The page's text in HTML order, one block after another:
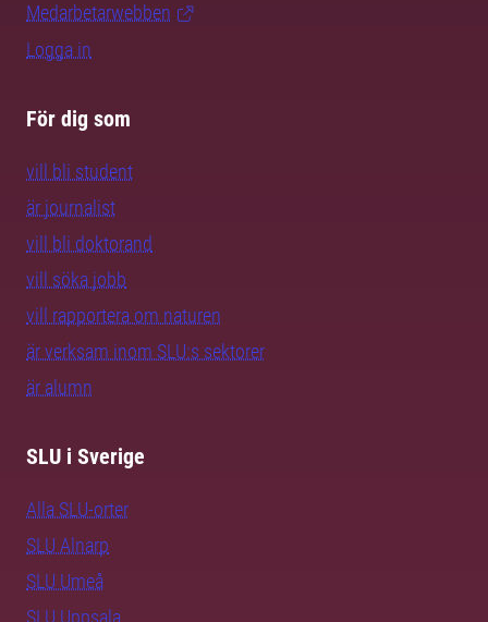
Medarbetarwebben
Logga in
För dig som
vill bli student
är journalist
vill bli doktorand
vill söka jobb
vill rapportera om naturen
är verksam inom SLU:s sektorer
är alumn
SLU i Sverige
Alla SLU-orter
SLU Alnarp
SLU Umeå
SLU Uppsala